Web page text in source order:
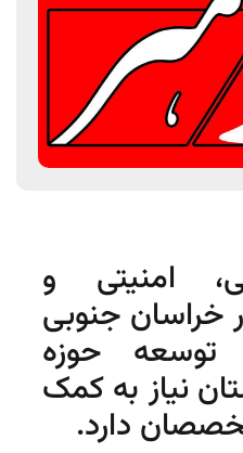
امنیتی و
خراسان جنوبی
حوزه
نیاز به کمک
دارد.